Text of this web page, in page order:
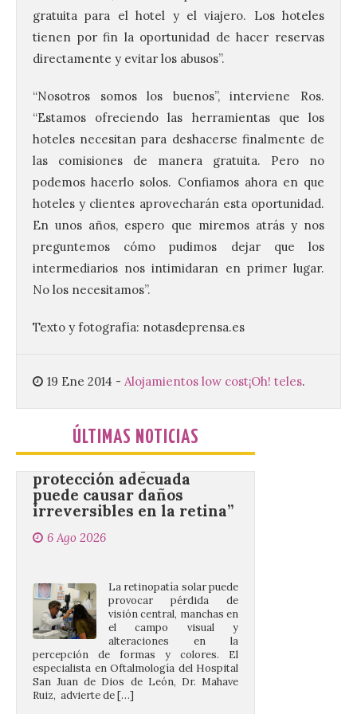
gratuita para el hotel y el viajero. Los hoteles
tienen por fin la oportunidad de hacer reservas
directamente y evitar los abusos”.
“Nosotros somos los buenos”, interviene Ros.
“Estamos ofreciendo las herramientas que los
hoteles necesitan para deshacerse finalmente de
las comisiones de manera gratuita. Pero no
podemos hacerlo solos. Confiamos ahora en que
hoteles y clientes aprovecharán esta oportunidad.
En unos años, espero que miremos atrás y nos
preguntemos cómo pudimos dejar que los
intermediarios nos intimidaran en primer lugar.
No los necesitamos”.
Texto y fotografía: notasdeprensa.es
19 Ene 2014 - Alojamientos low cost¡Oh! teles.
ÚLTIMAS NOTICIAS
El Ayuntamiento de La
Bañeza presenta el
Festival One More Time,
una cita con la música de
los 80 y 90 para el 16 de
agosto en la Plaza Mayor.
6 Ago 2026
Se celebrará el próximo
partir de las 23:00 horas,
ciudad. El Salón de Plenos
del Ayuntamiento de La Bañeza ha
“Mirar un eclipse sin
protección adecuada
puede causar daños
irreversibles en la retina”
6 Ago 2026
el campo visual y
alteraciones en la
percepción de formas y colores. El
especialista en Oftalmología del Hospital
San Juan de Dios de León, Dr. Mahave
Ruiz, advierte de […]